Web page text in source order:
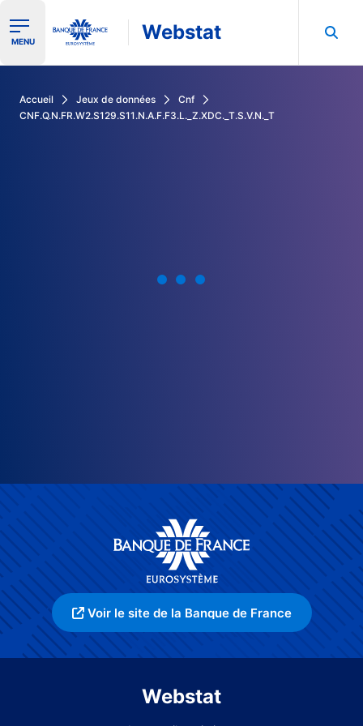
Ouvrir le menu de navigation
MENU Webstat
Accueil Jeux de données
Cnf
CNF.Q.N.FR.W2.S129.S11.N.A.F.F3.L._Z.XDC._T.S.V.N._T
Voir le site de la Banque de France
Webstat